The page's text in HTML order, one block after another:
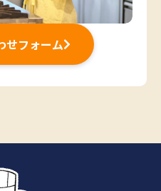
せフォーム